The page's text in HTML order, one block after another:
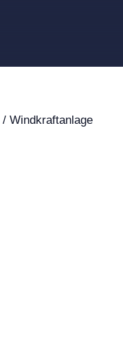
/ Windkraftanlage